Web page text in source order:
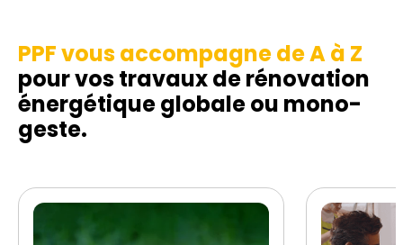
PPF vous accompagne de A à Z
pour vos travaux de rénovation
énergétique globale ou mono-
geste.